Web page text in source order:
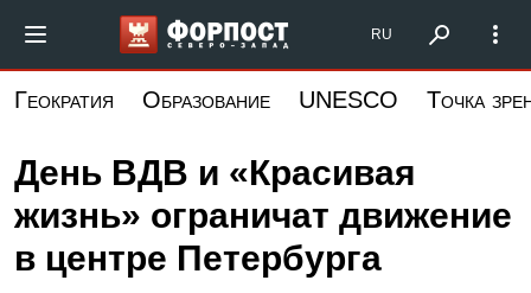
основному
Форпост Северо-Запад
RU
Геократия Образование UNESCO Точка
День ВДВ и «Красивая
жизнь» ограничат движение
в центре Петербурга